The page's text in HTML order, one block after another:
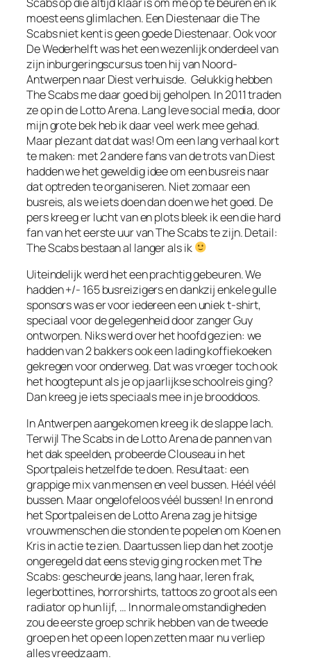
moest eens glimlachen. Een Diestenaar die The
Scabs niet kent is geen goede Diestenaar. Ook voor
De Wederhelft was het een wezenlijk onderdeel van
zijn inburgeringscursus toen hij van Noord-
Antwerpen naar Diest verhuisde. Gelukkig hebben
The Scabs me daar goed bij geholpen. In 2011 traden
ze op in de Lotto Arena. Lang leve social media, door
mijn grote bek heb ik daar veel werk mee gehad.
Maar plezant dat dat was! Om een lang verhaal kort
te maken: met 2 andere fans van de trots van Diest
hadden we het geweldig idee om een busreis naar
dat optreden te organiseren. Niet zomaar een
busreis, als we iets doen dan doen we het goed. De
pers kreeg er lucht van en plots bleek ik een die hard
fan van het eerste uur van The Scabs te zijn. Detail:
The Scabs bestaan al langer als ik
Uiteindelijk werd het een prachtig gebeuren. We
hadden +/- 165 busreizigers en dankzij enkele gulle
sponsors was er voor iedereen een uniek t-shirt,
speciaal voor de gelegenheid door zanger Guy
ontworpen. Niks werd over het hoofd gezien: we
hadden van 2 bakkers ook een lading koffiekoeken
gekregen voor onderweg. Dat was vroeger toch ook
het hoogtepunt als je op jaarlijkse schoolreis ging?
Dan kreeg je iets speciaals mee in je brooddoos.
In Antwerpen aangekomen kreeg ik de slappe lach.
Terwijl The Scabs in de Lotto Arena de pannen van
het dak speelden, probeerde Clouseau in het
Sportpaleis hetzelfde te doen. Resultaat: een
grappige mix van mensen en veel bussen. Héél véél
bussen. Maar ongelofeloos véél bussen! In en rond
het Sportpaleis en de Lotto Arena zag je hitsige
vrouwmenschen die stonden te popelen om Koen en
Kris in actie te zien. Daartussen liep dan het zootje
ongeregeld dat eens stevig ging rocken met The
Scabs: gescheurde jeans, lang haar, lerenfrak,
legerbottines, horrorshirts, tattoos zo groot als een
radiator op hun lijf, … In normale omstandigheden
zou de eerste groep schrik hebben van de tweede
groep en het op een lopen zetten maar nu verliep
alles vreedzaam.